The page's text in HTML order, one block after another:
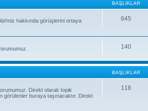
BAŞLIKLAR
hakkında görüşlerini ortaya
645
140
BAŞLIKLAR
Direkt olarak topik
görülenler buraya taşınacaktır. Direkt
118